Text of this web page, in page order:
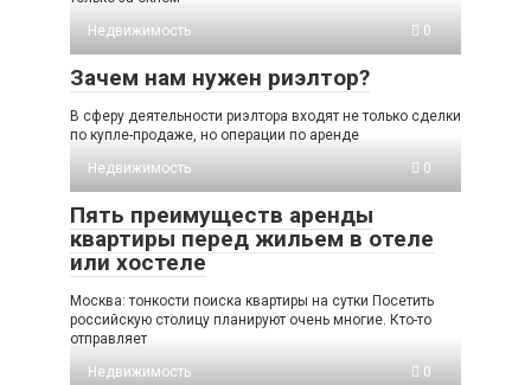
Недвижимость
0
Зачем нам нужен риэлтор?
В сферу деятельности риэлтора входят не только сделки
по купле-продаже, но операции по аренде
Недвижимость
0
Пять преимуществ аренды
квартиры перед жильем в отеле
или хостеле
Москва: тонкости поиска квартиры на сутки Посетить
российскую столицу планируют очень многие. Кто-то
отправляет
Недвижимость
0